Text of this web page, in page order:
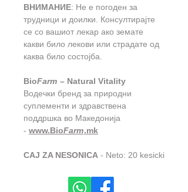
ВНИМАНИЕ: Не е погоден за
трудници и доилки. Консултирајте
се со вашиот лекар ако земате
какви било лекови или страдате од
каква било состојба.
BioFarm – Natural Vitality
Водечки бренд за природни
суплементи и здравствена
поддршка во Македонија
- www.BioFarm.mk
CAJ ZA NESONICA - Neto: 20 kesicki